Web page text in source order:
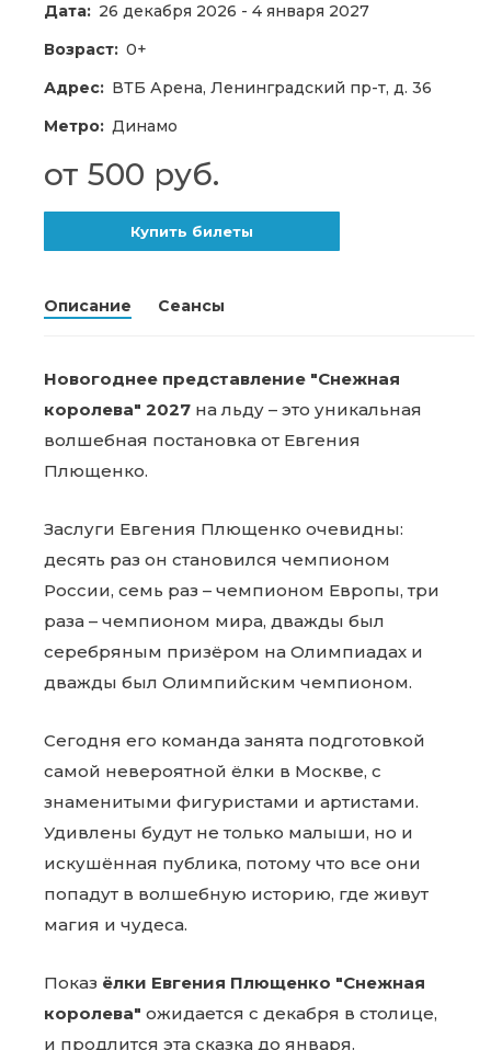
Дата: 26 декабря 2026 - 4 января 2027
Возраст: 0+
Адрес: ВТБ Арена, Ленинградский пр-т, д. 36
Метро: Динамо
от 500 руб.
Купить билеты
Описание Сеансы
Новогоднее представление "Снежная
королева" 2027 на льду – это уникальная
волшебная постановка от Евгения
Плющенко.
Заслуги Евгения Плющенко очевидны:
десять раз он становился чемпионом
России, семь раз – чемпионом Европы, три
раза – чемпионом мира, дважды был
серебряным призёром на Олимпиадах и
дважды был Олимпийским чемпионом.
Сегодня его команда занята подготовкой
самой невероятной ёлки в Москве, с
знаменитыми фигуристами и артистами.
Удивлены будут не только малыши, но и
искушённая публика, потому что все они
попадут в волшебную историю, где живут
магия и чудеса.
Показ ёлки Евгения Плющенко "Снежная
королева" ожидается с декабря в столице,
и продлится эта сказка до января.